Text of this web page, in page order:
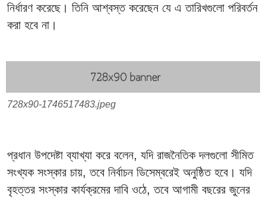
নির্ধারণ করেছে। তিনি আশ্বস্ত করেছেন যে এ তারিখগুলো পরিবর্তন
করা হবে না।
728x90-1746517483.jpeg
প্রধান উপদেষ্টা ব্যাখ্যা করে বলেন, যদি রাজনৈতিক দলগুলো সীমিত
সংখ্যক সংস্কার চায়, তবে নির্বাচন ডিসেম্বরেই অনুষ্ঠিত হবে। যদি
বৃহত্তর সংস্কার কার্যক্রমের দাবি ওঠে, তবে আগামী বছরের জুনের